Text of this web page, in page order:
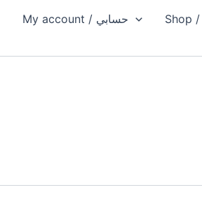
My account / حسابي